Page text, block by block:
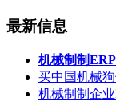
最新信息
机械制制
买中国机械
机械制制企